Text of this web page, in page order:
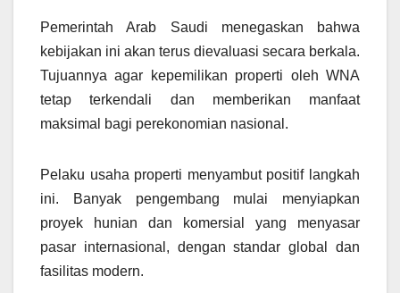
Pemerintah Arab Saudi menegaskan bahwa
kebijakan ini akan terus dievaluasi secara berkala.
Tujuannya agar kepemilikan properti oleh WNA
tetap terkendali dan memberikan manfaat
maksimal bagi perekonomian nasional.
Pelaku usaha properti menyambut positif langkah
ini. Banyak pengembang mulai menyiapkan
proyek hunian dan komersial yang menyasar
pasar internasional, dengan standar global dan
fasilitas modern.